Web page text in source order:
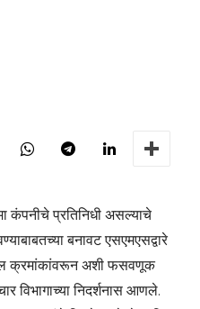
कंपनीचे प्रतिनिधी असल्याचे
बनावट एसएमएसद्वारे
क्रमांकांवरून अशी फसवणूक
विभागाच्या निदर्शनास आणले.